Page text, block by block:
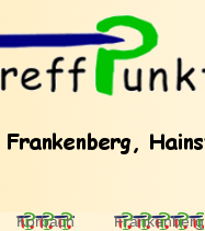
Korbach Frankenberg